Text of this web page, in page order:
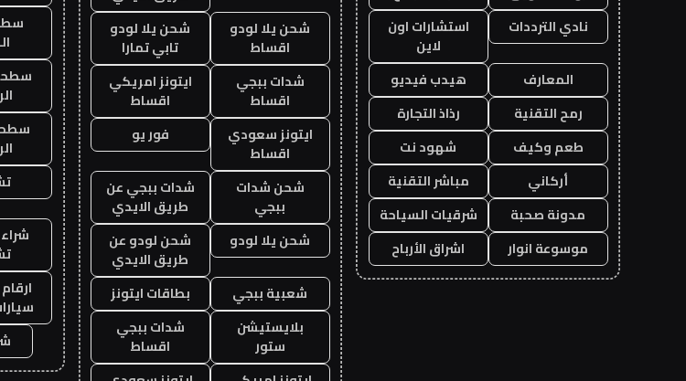
نادي الترددات
استشارات اون
لاين
المعارف
هيدب فيديو
رمح التقنية
رذاذ التجارة
طعم وكيف
شهود نت
أركاني
مباشر التقنية
مدونة صحبة
شرقيات السياحة
موسوعة انوار
اشراق الأرباح
شحن يلا لودو
اقساط
شحن يلا لودو
تابي تمارا
شدات ببجي
اقساط
ايتونز امريكي
اقساط
ايتونز سعودي
اقساط
فور يو
شحن شدات
ببجي
شدات ببجي عن
طريق الايدي
شحن يلا لودو
شحن لودو عن
طريق الايدي
شعبية ببجي
بطاقات ايتونز
بلايستيشن
ستور
شدات ببجي
اقساط